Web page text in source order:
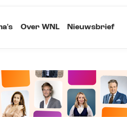
Over WNL Nieuwsbrief